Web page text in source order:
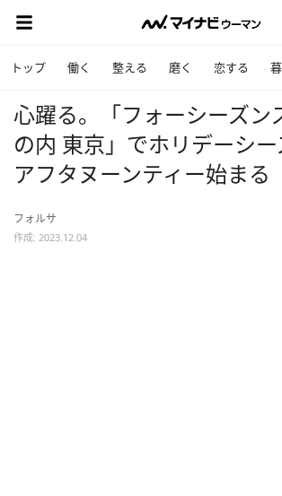
トップ 働く 整える 磨く 恋する
心躍る。「フォーシーズン
の内 東京」でホリデーシ
アフタヌーンティー始まる
フォルサ
作成: 2023.12.04